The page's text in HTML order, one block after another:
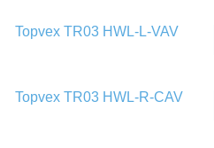
Topvex TR03 HWL-L-VAV
Topvex TR03 HWL-R-CAV